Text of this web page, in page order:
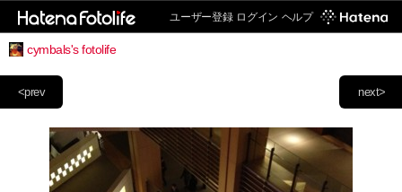
ユーザー登録 ログイン ヘルプ
cymbals's fotolife
next>
<prev